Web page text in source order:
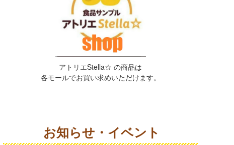
アトリエStella☆ の商品は
各モールでお買い求めいただけます。
お知らせ・イベント